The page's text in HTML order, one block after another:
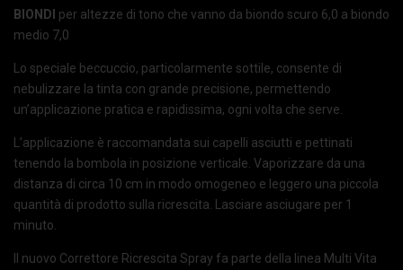
BIONDI per altezze di tono che vanno da biondo scuro 6,0 a biondo
medio 7,0
Lo speciale beccuccio, particolarmente sottile, consente di
nebulizzare la tinta con grande precisione, permettendo
un’applicazione pratica e rapidissima, ogni volta che serve.
L’applicazione è raccomandata sui capelli asciutti e pettinati
tenendo la bombola in posizione verticale. Vaporizzare da una
distanza di circa 10 cm in modo omogeneo e leggero una piccola
quantità di prodotto sulla ricrescita. Lasciare asciugare per 1
minuto.
Il nuovo Correttore Ricrescita Spray fa parte della linea Multi Vita